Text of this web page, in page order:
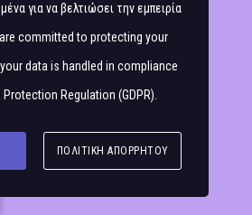
για να βελτιώσει την εμπειρία
committed to protecting your
data is handled in compliance
Protection Regulation (GDPR)
ΠΟΛΙΤΙΚΉ ΑΠΟΡΡΉΤΟΥ